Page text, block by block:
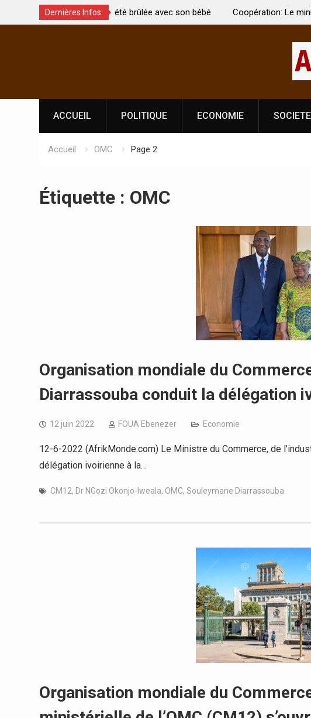
Dernières Infos:
brûlée avec son bébé
Coopération: Le ministre Indien Kirti Vardhan
Abidjan pour la célébration de la Fête de
ACCUEIL POLITIQUE ECONOMIE SOCIETE
Accueil OMC Page 2
Étiquette : OMC
Organisation mondiale du
Diarrassouba conduit la délégation
12 juin 2022 FOUA Ebenezer Economie
12-6-2022 (AfrikMonde.com) Le Ministre du Commerce, de
délégation ivoirienne à la…
CM12, Dr NGozi Okonjo-Iweala, OMC, Souleymane Diarrassouba
Organisation mondiale du